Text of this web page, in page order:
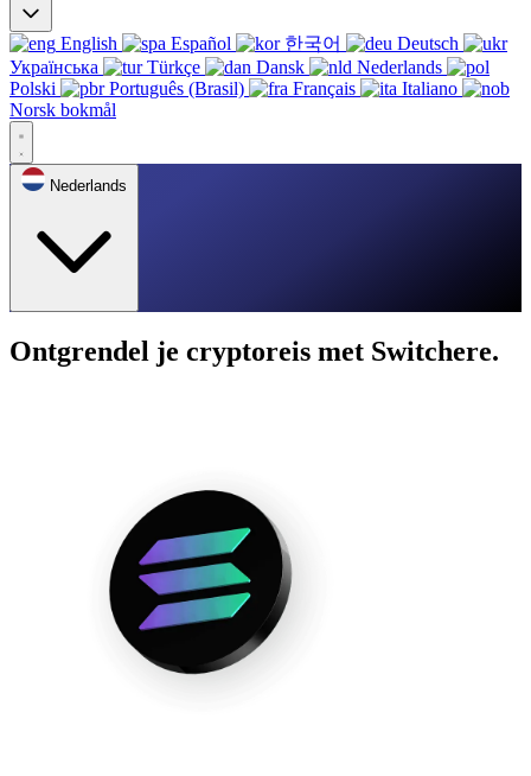
English Español 한국어
Deutsch
Українська
Türkçe Dansk
Nederlands
Polski
Português (Brasil) Français
Italiano
Norsk bokmål
Nederlands
Ontgrendel je cryptoreis met Switchere.